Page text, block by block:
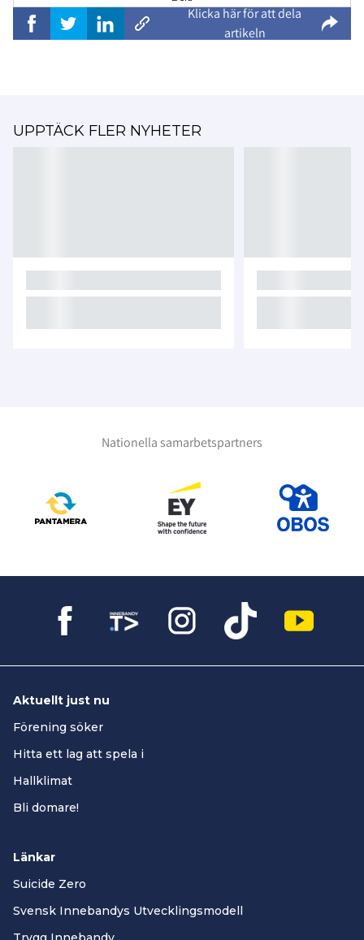
Klicka här för att dela
artikeln
UPPTÄCK FLER NYHETER
Nationella samarbetspartners
Aktuellt just nu
Förening söker
Hitta ett lag att spela i
Hallklimat
Bli domare!
Länkar
Suicide Zero
Svensk Innebandys Utvecklingsmodell